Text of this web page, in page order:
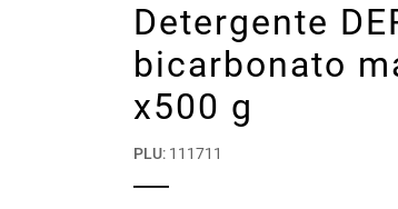
Detergente
bicarbonato
x500 g
PLU: 111711